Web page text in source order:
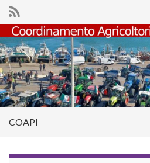
Search for:
COAPI